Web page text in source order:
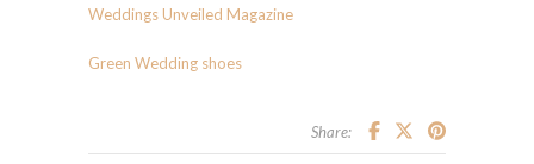
Weddings Unveiled Magazine
Green Wedding shoes
Share: